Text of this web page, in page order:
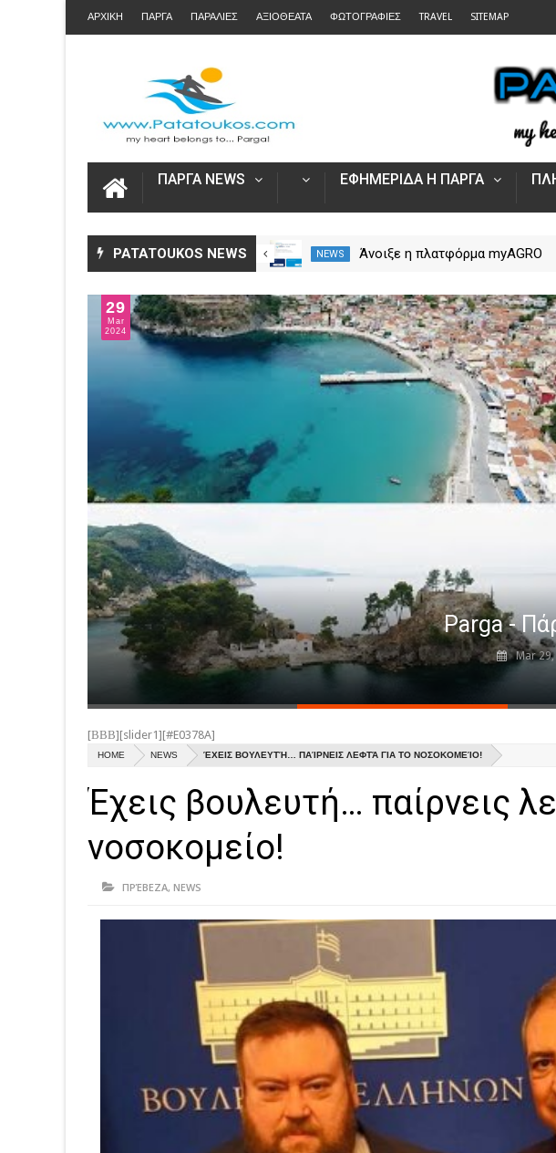
ΑΡΧΙΚΗ ΠΑΡΓΑ ΠΑΡΑΛΙΕΣ ΑΞΙΟΘΕΑΤΑ ΦΩΤΟΓΡΑΦΙΕΣ TRAVEL SITEMAP
ΠΑΡΓΑ NEWS ΕΦΗΜΕΡΙΔΑ Η ΠΑΡΓΑ
PATATOUKOS NEWS
Η Καινοτομία στα ταξίδια μόνο
στο Skarpos Tours Parga
NEWS
Άνοιξε η πλατφόρμα myAGRO
Ενιαία Αίτηση Ενίσχυσης
29
Mar
2024
Parga -
Mar
[ΒΒΒ][slider1][#E0378A]
HOME NEWS ΈΧΕΙΣ ΒΟΥΛΕΥΤΉ… ΠΑΊΡΝΕΙΣ ΛΕΦΤΆ ΓΙΑ ΤΟ ΝΟΣΟΚΟΜΕΊΟ!
Έχεις βουλευτή… παίρνεις
νοσοκομείο!
ΠΡΈΒΕΖΑ, NEWS